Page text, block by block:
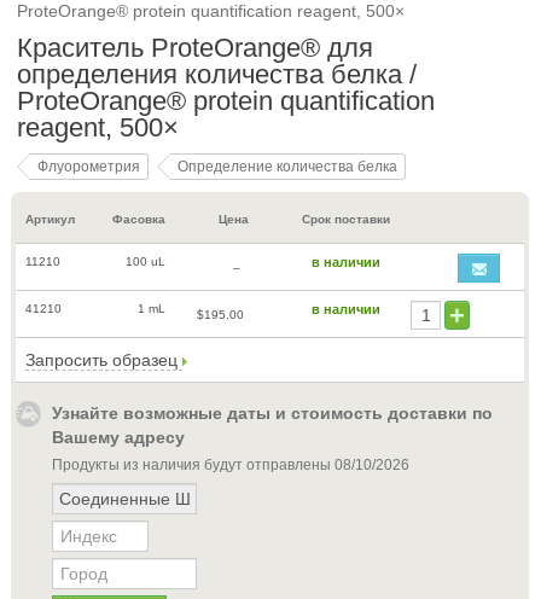
ProteOrange® protein quantification reagent, 500×
Краситель ProteOrange® для
определения количества белка /
ProteOrange® protein quantification
reagent, 500×
Флуорометрия Определение количества белка
Артикул Фасовка Цена Срок поставки
11210 100 uL – в наличии
41210 1 mL $195.00 в наличии
Запросить образец
Узнайте возможные даты и стоимость доставки по
Вашему адресу
Продукты из наличия будут отправлены 08/10/2026